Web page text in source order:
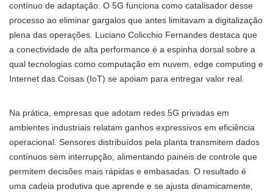
contínuo de adaptação. O 5G funciona como catalisador desse
processo ao eliminar gargalos que antes limitavam a digitalização
plena das operações. Luciano Colicchio Fernandes destaca que
a conectividade de alta performance é a espinha dorsal sobre a
qual tecnologias como computação em nuvem, edge computing e
Internet das Coisas (IoT) se apoiam para entregar valor real.
Na prática, empresas que adotam redes 5G privadas em
ambientes industriais relatam ganhos expressivos em eficiência
operacional. Sensores distribuídos pela planta transmitem dados
contínuos sem interrupção, alimentando painéis de controle que
permitem decisões mais rápidas e embasadas. O resultado é
uma cadeia produtiva que aprende e se ajusta dinamicamente,